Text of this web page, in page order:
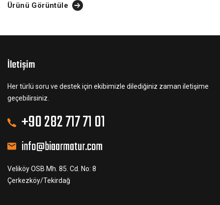
Ürünü Görüntüle
İletişim
Her türlü soru ve destek için ekibimizle dilediğiniz zaman iletişime
geçebilirsiniz.
+90 282 717 71 01
info@biaarmatur.com
Veliköy OSB Mh. 85. Cd. No: 8
Çerkezköy/Tekirdağ